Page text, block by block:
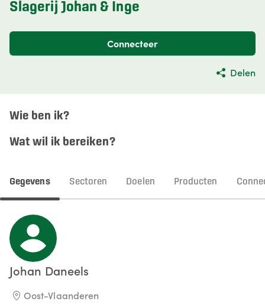
Slagerij Johan & Inge
Connecteer
Delen
Wie ben ik?
Wat wil ik bereiken?
Gegevens Sectoren Doelen Producten
Johan Daneels
Oost-Vlaanderen